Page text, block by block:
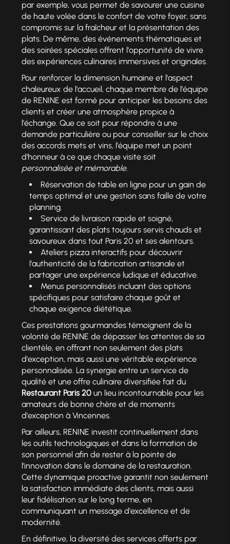
par exemple, vous permet de savourer une cuisine
de haute volée dans le confort de votre foyer, sans
compromis sur la fraîcheur et la présentation des
plats. De même, des événements thématiques et
des soirées spéciales offrent l'opportunité de vivre
des expériences culinaires immersives et originales.
Pour renforcer la dimension humaine et l'aspect
chaleureux de l'accueil, chaque membre de l'équipe
de RENINE est formé pour anticiper les besoins des
clients et créer une atmosphère propice à
l'échange. Que ce soit pour répondre à une
demande particulière ou pour conseiller sur le choix
des accords mets et vins, l'équipe met un point
d'honneur à ce que chaque visite soit
personnalisée et mémorable.
Réservation de table en ligne pour un gain de
temps optimal et une gestion sans faille de votre
planning.
Service de livraison rapide et soigné,
garantissant des plats toujours servis chauds et
savoureux dans tout Paris 20 et ses alentours.
Ateliers pizza interactifs pour découvrir
l'authenticité de la fabrication artisanale et
partager une expérience ludique et éducative.
Menus personnalisés incluant des options
spécifiques pour satisfaire chaque goût et
chaque exigence diététique.
Ces prestations gourmandes témoignent de la
volonté de RENINE de dépasser les attentes de sa
clientèle, en offrant non seulement des plats
d'exception, mais aussi une véritable expérience
personnalisée. La synergie entre un service de
qualité et une offre culinaire diversifiée fait du
Restaurant Paris 20un lieu incontournable pour les
amateurs de bonne chère et de moments
d'exception à Vincennes.
Par ailleurs, RENINE investit continuellement dans
les outils technologiques et dans la formation de
son personnel afin de rester à la pointe de
l'innovation dans le domaine de la restauration.
Cette dynamique proactive garantit non seulement
la satisfaction immédiate des clients, mais aussi
leur fidélisation sur le long terme, en
communiquant un message d'excellence et de
modernité.
En définitive, la diversité des services offerts par